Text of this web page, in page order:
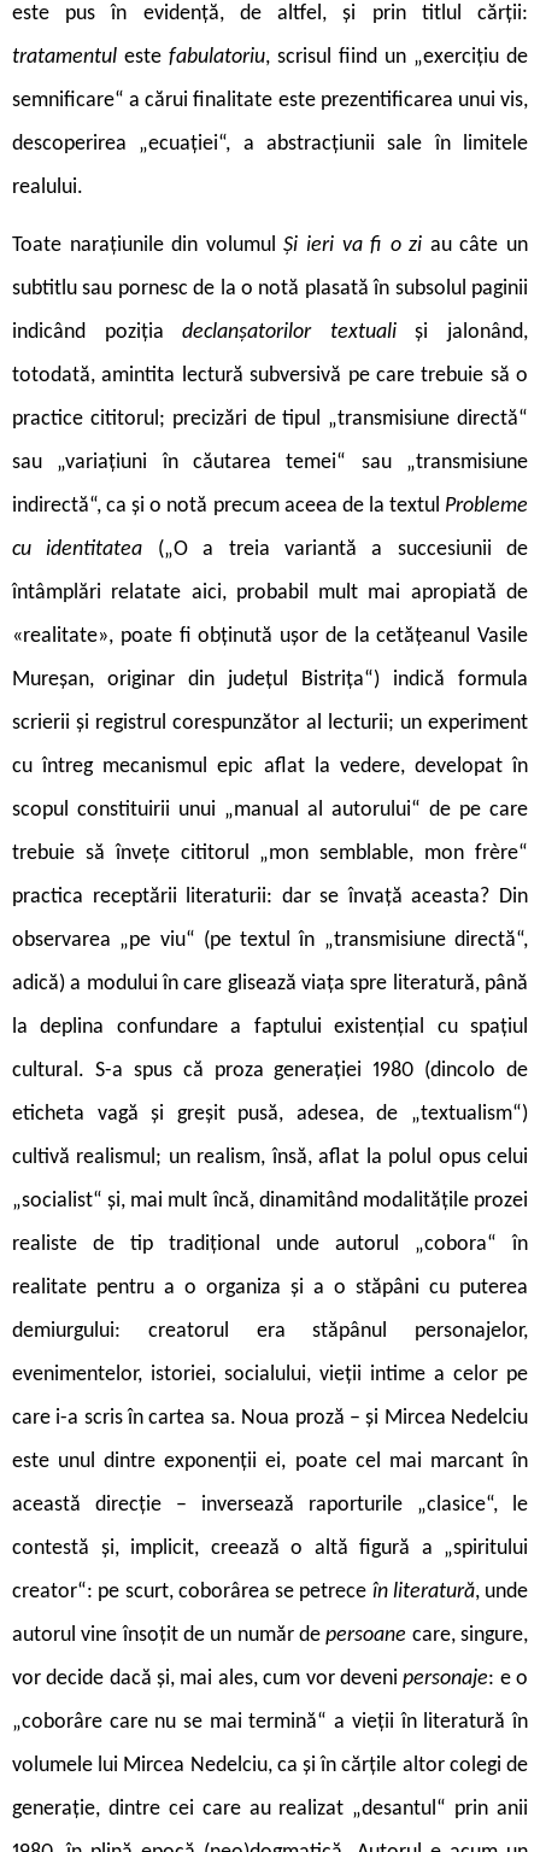
este pus în evidență, de altfel, și prin titlul cărții:
tratamentul este fabulatoriu, scrisul fiind un „exercițiu de
semnificare“ a cărui finalitate este prezentificarea unui vis,
descoperirea „ecuației“, a abstracțiunii sale în limitele
realului.
Toate narațiunile din volumulȘi ieri va fi o zi au câte un
subtitlu sau pornesc de la o notă plasată în subsolul paginii
indicând pozițiadeclanșatorilor textualiși jalonând,
totodată, amintita lectură subversivă pe care trebuie să o
practice cititorul; precizări de tipul „transmisiune directă“
sau „variațiuni în căutarea temei“ sau „transmisiune
indirectă“, ca și o notă precum aceea de la textul Probleme
cu identitatea („O a treia variantă a succesiunii de
întâmplări relatate aici, probabil mult mai apropiată de
«realitate», poate fi obținută ușor de la cetățeanul Vasile
Mureșan, originar din județul Bistrița“) indică formula
scrierii și registrul corespunzător al lecturii; un experiment
cu întreg mecanismul epic aflat la vedere, developat în
scopul constituirii unui „manual al autorului“ de pe care
trebuie să învețe cititorul „mon semblable, mon frère“
practica receptării literaturii: dar se învață aceasta? Din
observarea „pe viu“ (pe textul în „transmisiune directă“,
adică) a modului în care glisează viața spre literatură, până
la deplina confundare a faptului existențial cu spațiul
cultural. S-a spus că proza genera­ției 1980 (dincolo de
eticheta vagă și greșit pusă, adesea, de „textualism“)
cultivă realismul; un realism, însă, aflat la polul opus celui
„socialist“ și, mai mult încă, dinamitând modalitățile prozei
realiste de tip tradițional unde autorul „cobora“ în
realitate pentru a o organiza și a o stăpâni cu puterea
demiurgului: creatorul era stăpânul personajelor,
evenimentelor, istoriei, socialului, vieții intime a celor pe
care i-a scris în cartea sa. Noua proză – și Mircea Nedelciu
este unul dintre exponenții ei, poate cel mai marcant în
această direcție – inversează raporturile „clasice“, le
contestă și, implicit, creează o altă figură a „spiritului
creator“: pe scurt, coborârea se petrece în literatură, unde
autorul vine însoțit de un număr depersoane care, singure,
vor decide dacă și, mai ales, cum vor devenipersonaje: e o
„coborâre care nu se mai termină“ a vieții în literatură în
volumele lui Mircea Nedelciu, ca și în cărțile altor colegi de
generație, dintre cei care au realizat „desantul“ prin anii